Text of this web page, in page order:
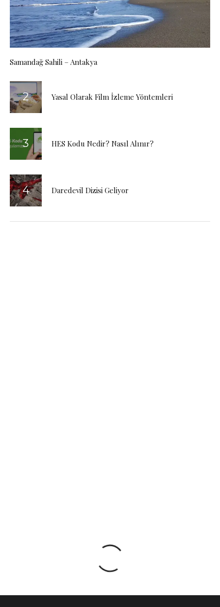
Samandağ Sahili – Antakya
Yasal Olarak Film İzleme Yöntemleri
HES Kodu Nedir? Nasıl Alınır?
Daredevil Dizisi Geliyor